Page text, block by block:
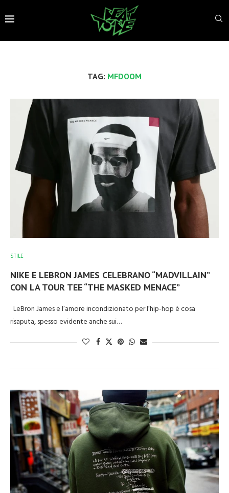
TAG: MFDOOM
STILE
NIKE E LEBRON JAMES CELEBRANO “MADVILLAIN”
CON LA TOUR TEE “THE MASKED MENACE”
LeBron James e l’amore incondizionato per l’hip-hop è cosa
risaputa, spesso evidente anche sui…